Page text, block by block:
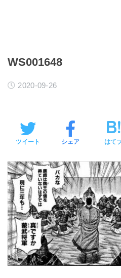
WS001648
2020-09-26
ツイート シェア はて